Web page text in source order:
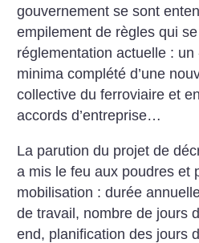
gouvernement se sont
empilement de règles qui
réglementation actuelle : un
minima complété d’une
collective du ferroviaire et
accords d’entreprise…
La parution du projet de
a mis le feu aux poudres et
mobilisation : durée
de travail, nombre de jours
end, planification des jours